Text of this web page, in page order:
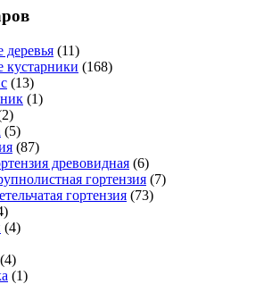
деревья (11)
кустарники (168)
(13)
(1)
(5)
(87)
древовидная (6)
гортензия (7)
гортензия (73)
(4)
(4)
(1)